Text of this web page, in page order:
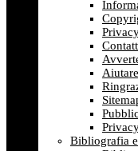
Aiutare
Bibliografia